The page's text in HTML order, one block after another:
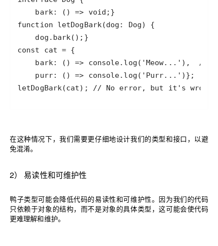
letDogBark(cat); // No error, but it's wrong!
在这种情况下，我们需要更仔细地设计我们的类型和接口，以避
免混淆。
2） 易读性和可维护性
鸭子类型可能会降低代码的易读性和可维护性。因为我们的代码
只依赖于对象的结构，而不是对象的具体类型，这可能会使代码
更难理解和维护。